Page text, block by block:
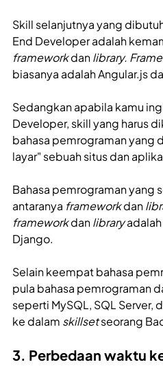
Skill selanjutnya yang
End Developer adalah
frameworkdanlibrary.
biasanya adalah Angular.js
Sedangkan apabila kamu
Developer, skillyang harus
bahasa pemrograman yang
layar" sebuah situs dan
Bahasa pemrograman yang
antaranya frameworkdan
frameworkdanlibrary
Django.
Selain keempat bahasa
pula bahasa pemrograman
seperti MySQL, SQL Server,
ke dalam skillsetseorang
3. Perbedaan waktu